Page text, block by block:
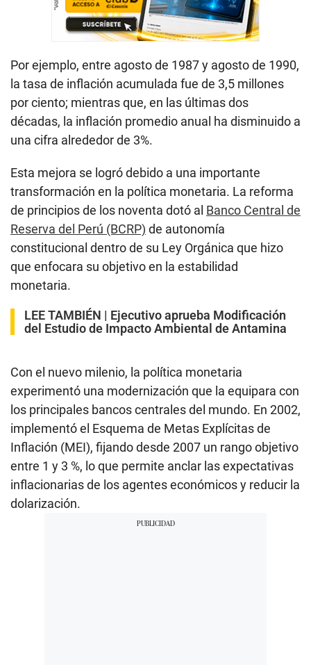
Por ejemplo, entre agosto de 1987 y agosto de 1990,
la tasa de inflación acumulada fue de 3,5 millones
por ciento; mientras que, en las últimas dos
décadas, la inflación promedio anual ha disminuido a
una cifra alrededor de 3%.
Esta mejora se logró debido a una importante
transformación en la política monetaria. La reforma
de principios de los noventa dotó al Banco Central de
Reserva del Perú (BCRP) de autonomía
constitucional dentro de su Ley Orgánica que hizo
que enfocara su objetivo en la estabilidad
monetaria.
LEE TAMBIÉN | Ejecutivo aprueba Modificación
del Estudio de Impacto Ambiental de Antamina
Con el nuevo milenio, la política monetaria
experimentó una modernización que la equipara con
los principales bancos centrales del mundo. En 2002,
implementó el Esquema de Metas Explícitas de
Inflación (MEI), fijando desde 2007 un rango objetivo
entre 1 y 3 %, lo que permite anclar las expectativas
inflacionarias de los agentes económicos y reducir la
dolarización.